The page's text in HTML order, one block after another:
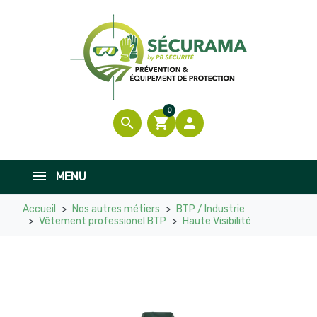
search shopping_cart
0

MENU
Accueil Nos autres métiers
BTP / Industrie
Vêtement professionel BTP
Haute Visibilité